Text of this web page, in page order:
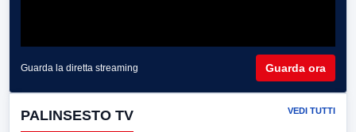
Guarda la diretta streaming Guarda ora
PALINSESTO TV VEDI TUTTI